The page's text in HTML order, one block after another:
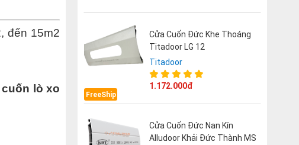
đến 15m2
lò xo
FreeShip
Cửa Cuốn Đức Khe Thoáng
Titadoor LG 12
Titadoor
1.172.000đ
Cửa Cuốn Đức Nan Kín
Alludoor Khải Đức Thành MS